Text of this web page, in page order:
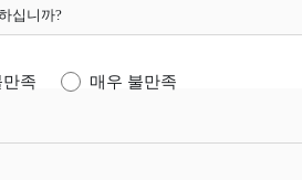
십니까?
만족 매우 불만족